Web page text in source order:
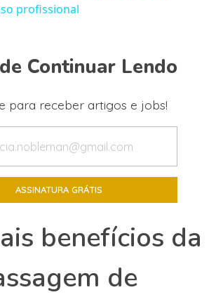
profissional
Continuar Lendo
para receber artigos e jobs!
benefícios da
de